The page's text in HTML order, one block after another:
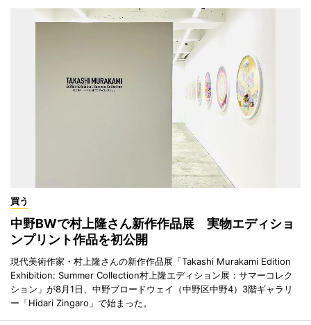
買う
中野BWで村上隆さん新作作品展 実物エディショ
ンプリント作品を初公開
現代美術作家・村上隆さんの新作作品展「Takashi Murakami Edition
Exhibition: Summer Collection村上隆エディション展：サマーコレク
ション」が8月1日、中野ブロードウェイ（中野区中野4）3階ギャラリ
ー「Hidari Zingaro」で始まった。